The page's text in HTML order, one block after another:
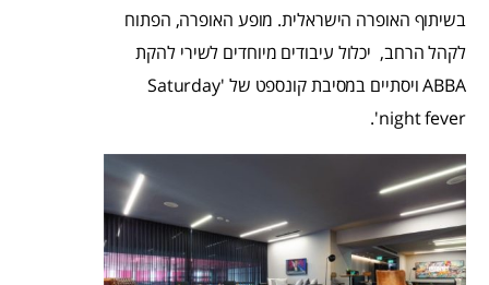
בשיתוף האופרה הישראלית. מופע האופרה, הפתוח
לקהל הרחב, יכלול עיבודים מיוחדים לשירי להקת
ABBA ויסתיים במסיבת קונספט של 'Saturday
night fever'.